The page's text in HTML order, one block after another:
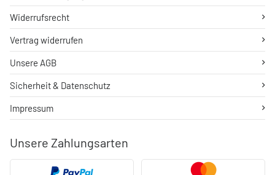
Unsere Zahlungsarten
Widerrufsrecht
Vertrag widerrufen
Unsere AGB
Sicherheit & Datenschutz
Impressum